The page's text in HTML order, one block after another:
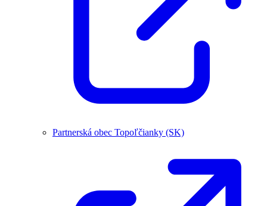
Partnerská obec Topoľčianky (SK)